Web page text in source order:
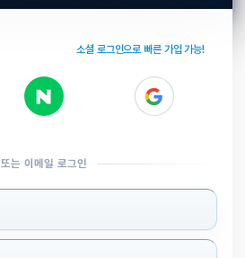
소셜 로그인으로 빠른 가입 가능!
또는 이메일 로그인